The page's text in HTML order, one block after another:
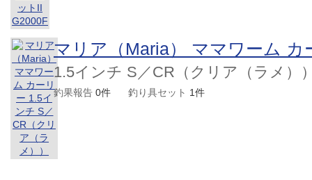
マリア（Maria） ママワーム カ
1.5インチ S／CR（クリア（ラメ）
釣果報告 0件 釣り具セット 1件